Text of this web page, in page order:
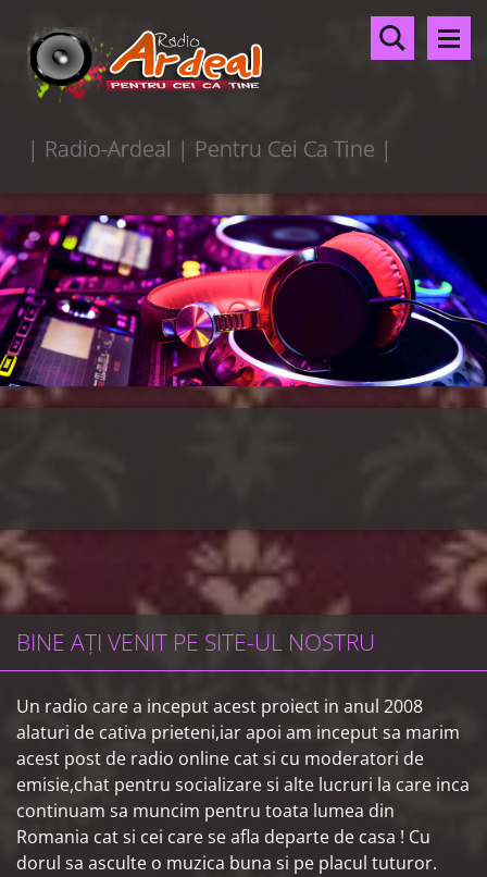
| Radio-Ardeal | Pentru Cei Ca Tine |
BINE AȚI VENIT PE SITE-UL NOSTRU
Un radio care a inceput acest proiect in anul 2008
alaturi de cativa prieteni,iar apoi am inceput sa marim
acest post de radio online cat si cu moderatori de
emisie,chat pentru socializare si alte lucruri la care inca
continuam sa muncim pentru toata lumea din
Romania cat si cei care se afla departe de casa ! Cu
dorul sa asculte o muzica buna si pe placul tuturor.